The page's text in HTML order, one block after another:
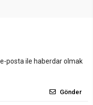
posta ile haberdar olmak
Gönder